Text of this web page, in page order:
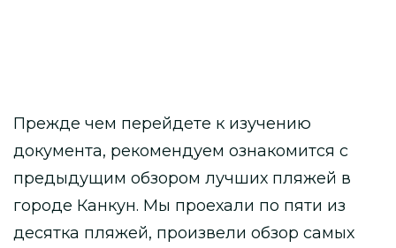
Прежде чем перейдете к изучению
документа, рекомендуем ознакомится с
предыдущим обзором лучших пляжей в
городе Канкун. Мы проехали по пяти из
десятка пляжей, произвели обзор самых